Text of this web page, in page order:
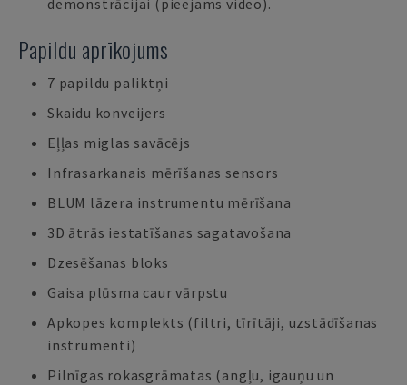
demonstrācijai (pieejams video).
Papildu aprīkojums
7 papildu paliktņi
Skaidu konveijers
Eļļas miglas savācējs
Infrasarkanais mērīšanas sensors
BLUM lāzera instrumentu mērīšana
3D ātrās iestatīšanas sagatavošana
Dzesēšanas bloks
Gaisa plūsma caur vārpstu
Apkopes komplekts (filtri, tīrītāji, uzstādīšanas
instrumenti)
Pilnīgas rokasgrāmatas (angļu, igauņu un